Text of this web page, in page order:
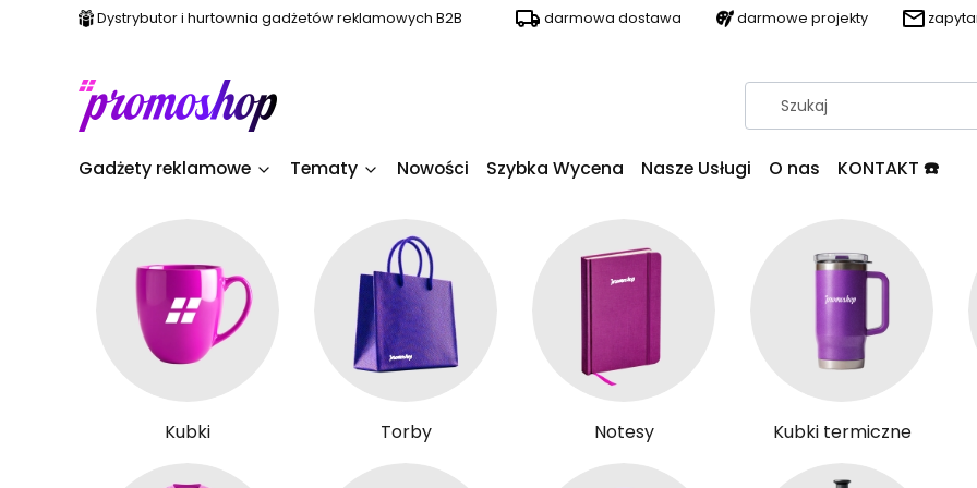
Dystrybutor i hurtownia gadżetów reklamowych B2B darmowa dostawa darmowe projekty
Gadżety reklamowe Tematy Nowości Szybka Wycena Nasze Usługi O nas KONTAKT ☎️
Kubki Torby Notesy Kubki termiczne